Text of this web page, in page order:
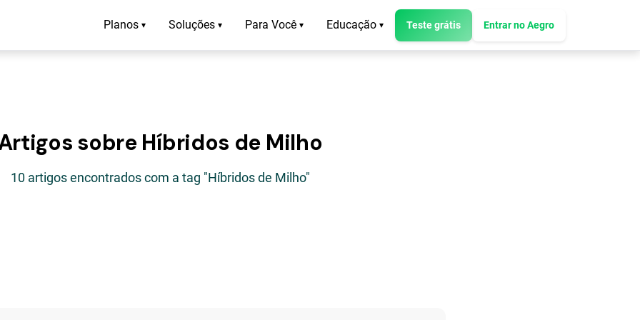
Planos ▾ Soluções ▾ Para Você ▾ Educação ▾ Teste grátis Entrar no Aegro
sobre Híbridos de Milho
10 artigos encontrados com a tag "Híbridos de Milho"